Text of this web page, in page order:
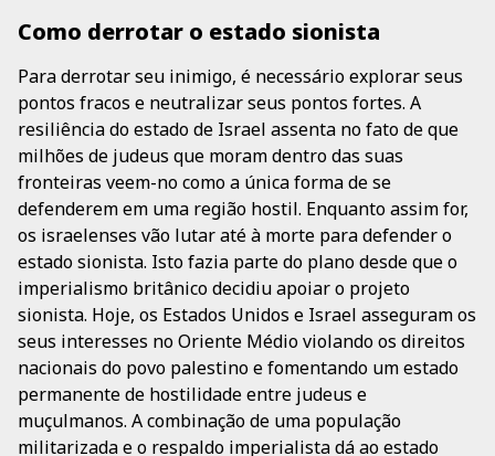
Como derrotar o estado sionista
Para derrotar seu inimigo, é necessário explorar seus
pontos fracos e neutralizar seus pontos fortes. A
resiliência do estado de Israel assenta no fato de que
milhões de judeus que moram dentro das suas
fronteiras veem-no como a única forma de se
defenderem em uma região hostil. Enquanto assim for,
os israelenses vão lutar até à morte para defender o
estado sionista. Isto fazia parte do plano desde que o
imperialismo britânico decidiu apoiar o projeto
sionista. Hoje, os Estados Unidos e Israel asseguram os
seus interesses no Oriente Médio violando os direitos
nacionais do povo palestino e fomentando um estado
permanente de hostilidade entre judeus e
muçulmanos. A combinação de uma população
militarizada e o respaldo imperialista dá ao estado